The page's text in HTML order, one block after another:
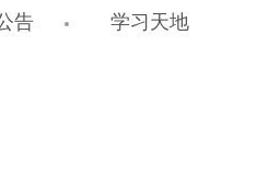
告 学习天地